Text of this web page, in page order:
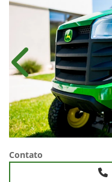
Anterior
Contato